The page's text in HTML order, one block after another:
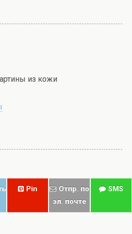
из кожи
Pin
Отпр. по
эл. почте
SMS